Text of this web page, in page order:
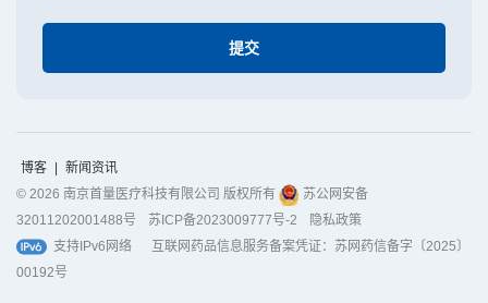
博客 | 新闻资讯
© 2026 南京首量医疗科技有限公司 版权所有
苏公网安备
32011202001488号
苏ICP备2023009777号-2
隐私政策
支持IPv6网络
互联网药品信息服务备案凭证：苏网药信备字〔2025〕
00192号